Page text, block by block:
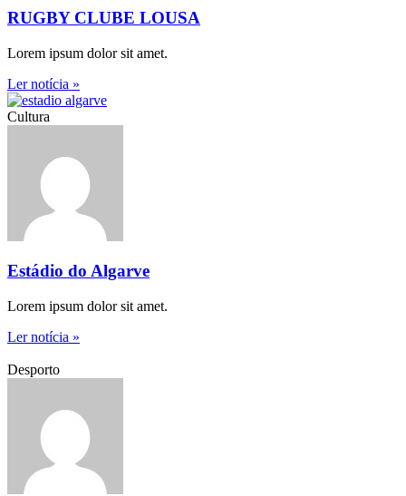
RUGBY CLUBE LOUSA
Lorem ipsum dolor sit amet.
Ler notícia »
Cultura
Estádio do Algarve
Lorem ipsum dolor sit amet.
Ler notícia »
Desporto